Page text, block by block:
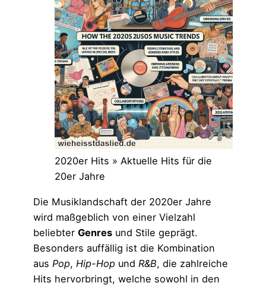
2020er Hits » Aktuelle Hits für die
20er Jahre
Die Musiklandschaft der 2020er Jahre
wird maßgeblich von einer Vielzahl
beliebter Genres und Stile geprägt.
Besonders auffällig ist die Kombination
aus Pop, Hip-Hop und R&B, die zahlreiche
Hits hervorbringt, welche sowohl in den